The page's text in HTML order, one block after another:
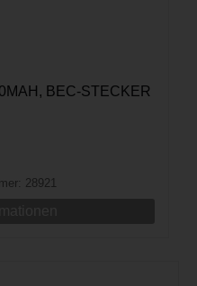
BEC-STECKER
28921